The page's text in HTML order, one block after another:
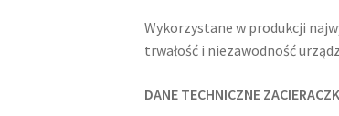
Wykorzystane w produkcji
trwałość i niezawodność
DANE TECHNICZNE